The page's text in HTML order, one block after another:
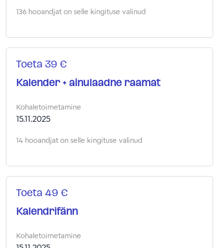
136 hooandjat on selle kingituse valinud
Toeta 39 €
Kalender + ainulaadne raamat
Kohaletoimetamine
15.11.2025
14 hooandjat on selle kingituse valinud
Toeta 49 €
Kalendrifänn
Kohaletoimetamine